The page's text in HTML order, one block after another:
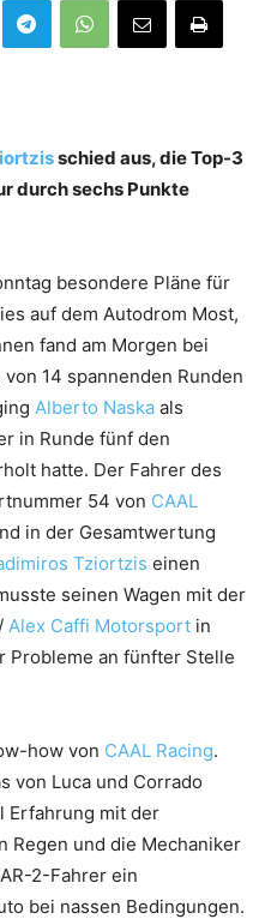
schied aus, die Top-3
durch sechs Punkte
besondere Pläne für
auf dem Autodrom Most,
fand am Morgen bei
14 spannenden Runden
Alberto Naska als
in Runde fünf den
hatte. Der Fahrer des
54 von CAAL
in der Gesamtwertung
Tziortzis einen
seinen Wagen mit der
Alex Caffi Motorsport in
Probleme an fünfter Stelle
how von CAAL Racing.
von Luca und Corrado
Erfahrung mit der
Regen und die Mechaniker
2-Fahrer ein
bei nassen Bedingungen.